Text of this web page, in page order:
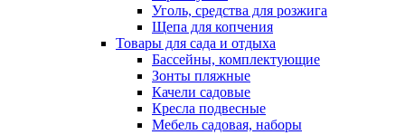
Уголь, средства для розжига
Щепа для копчения
Товары для сада и отдыха
Бассейны, комплектующие
Зонты пляжные
Качели садовые
Кресла подвесные
Мебель садовая, наборы